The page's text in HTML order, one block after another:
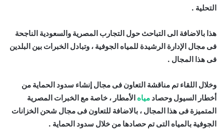
التحلية .
هذا بالاضافة الى التباحث حول التجارب المصرية والسعودية الناجحة
فى مجال الإدارة الرشيدة للمياه الجوفية ، وتبادل الخبرات بين البلدين
فى هذا المجال .
وخلال اللقاء تم مناقشة التعاون فى مجال إنشاء سدود الحماية من
أخطار السيول وحصاد مياه الأمطار ، خاصة مع الخبرات المصرية
المتميزة فى هذا المجال ، بالاضافة للتعاون فى مجال شحن الخزانات
الجوفية بالمياه التى تم حصادها من خلال سدود الحماية .